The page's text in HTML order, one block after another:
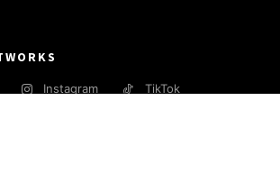
Instagram TikTok